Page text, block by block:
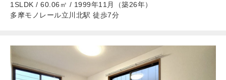
1SLDK / 60.06㎡ / 1999年11月（築26年）
多摩モノレール立川北駅 徒歩7分